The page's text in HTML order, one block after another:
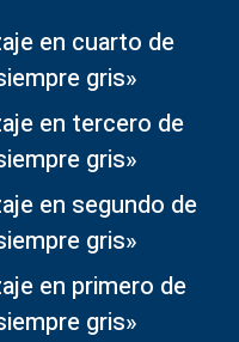
en cuarto de
gris»
en tercero de
gris»
en segundo de
gris»
en primero de
gris»